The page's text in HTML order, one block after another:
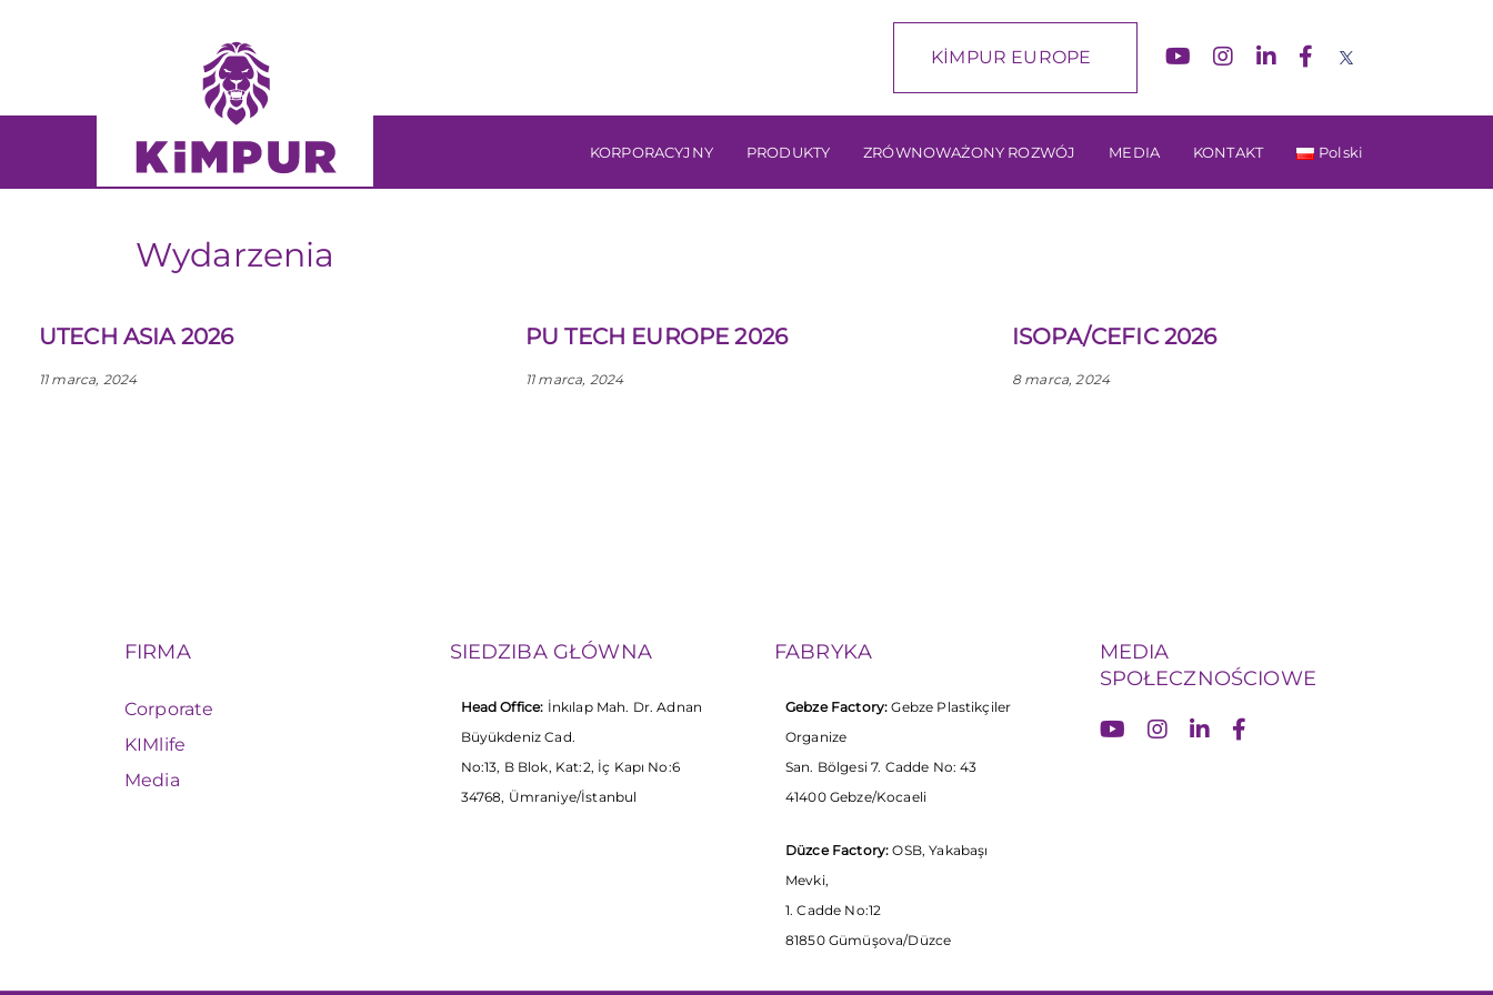
content
KİMPUR EUROPE
KORPORACYJNY PRODUKTY ZRÓWNOWAŻONY ROZWÓJ MEDIA KONTAKT Polski
Wydarzenia
UTECH ASIA 2026
11 marca, 2024
PU TECH EUROPE 2026
11 marca, 2024
ISOPA/CEFIC 2026
8 marca, 2024
FIRMA
Corporate
KIMlife
Media
SIEDZIBA GŁÓWNA
Head Office: İnkılap Mah. Dr. Adnan
Büyükdeniz Cad.
No:13, B Blok, Kat:2, İç Kapı No:6
34768, Ümraniye/İstanbul
FABRYKA
Gebze Factory: Gebze Plastikçiler
Organize
San. Bölgesi 7. Cadde No: 43
41400 Gebze/Kocaeli
Düzce Factory: OSB, Yakabaşı
Mevki,
1. Cadde No:12
81850 Gümüşova/Düzce
MEDIA
SPOŁECZNOŚCIOWE